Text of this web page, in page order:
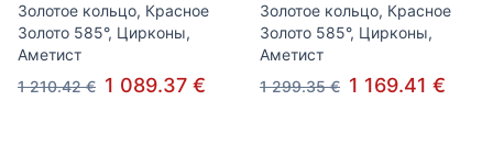
Золотое кольцо, Красное
Золото 585°, Цирконы,
Аметист
1 210.42 € 1 089.37 €
Золотое кольцо, Красное
Золото 585°, Цирконы,
Аметист
1 299.35 € 1 169.41 €